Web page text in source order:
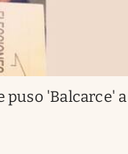
puso 'Balcarce' a